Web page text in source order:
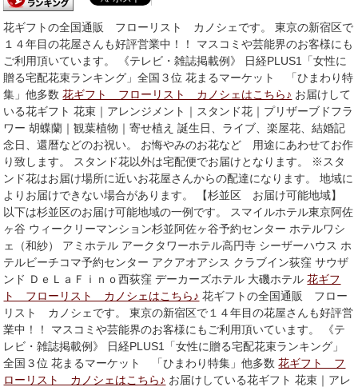
花ギフトの全国通販 フローリスト カノシェです。 東京の新宿区で
１４年目の花屋さんも好評営業中！！ マスコミや芸能界のお客様にも
ご利用頂いています。 《テレビ・雑誌掲載例》 日経PLUS1「女性に
贈る宅配花束ランキング」全国３位 花まるマーケット 「ひまわり特
集」他多数花ギフト フローリスト カノシェはこちら♪ お届けして
いる花ギフト 花束｜アレンジメント｜スタンド花｜プリザーブドフラ
ワー 胡蝶蘭｜観葉植物｜寄せ植え 誕生日、ライブ、楽屋花、結婚記
念日、還暦などのお祝い。 お悔やみのお花など 用途にあわせてお作
り致します。 スタンド花以外は宅配便でお届けとなります。 ※スタ
ンド花はお届け場所に近いお花屋さんからの配達になります。 地域に
よりお届けできない場合があります。 【杉並区 お届け可能地域】
以下は杉並区のお届け可能地域の一例です。 スマイルホテル東京阿佐
ヶ谷 ウィークリーマンション杉並阿佐ヶ谷予約センター ホテルワシ
ェ（和紗） アミホテル アークタワーホテル高円寺 シーザーハウス ホ
テルビーチコマ予約センター アクアオアシス クラブイン荻窪 サウザ
ンド ＤｅＬａＦｉｎｏ西荻窪 デーカーズホテル 大磯ホテル花ギフ
ト フローリスト カノシェはこちら♪ 花ギフトの全国通販 フロー
リスト カノシェです。 東京の新宿区で１４年目の花屋さんも好評営
業中！！ マスコミや芸能界のお客様にもご利用頂いています。 《テ
レビ・雑誌掲載例》 日経PLUS1「女性に贈る宅配花束ランキング」
全国３位 花まるマーケット 「ひまわり特集」他多数花ギフト フ
ローリスト カノシェはこちら♪ お届けしている花ギフト 花束｜アレ